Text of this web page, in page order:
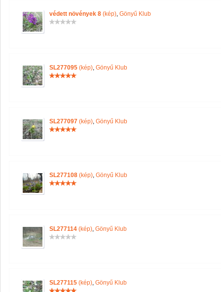
védett növények 8 (kép), Gönyű Klub
SL277095 (kép), Gönyű Klub
SL277097 (kép), Gönyű Klub
SL277108 (kép), Gönyű Klub
SL277114 (kép), Gönyű Klub
SL277115 (kép), Gönyű Klub